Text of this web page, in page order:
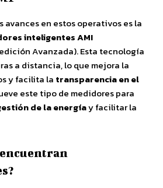
avances en estos operativos es la
inteligentes AMI
Avanzada). Esta tecnología
a distancia, lo que mejora la
y facilita la transparencia en el
este tipo de medidores para
de la energíay facilitar la
encuentran